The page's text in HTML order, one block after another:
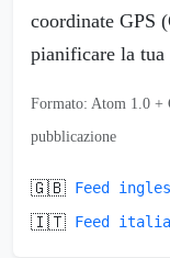
coordinate GPS
pianificare la tua
Formato: Atom 1.0 +
pubblicazione
🇬🇧 Feed
🇮🇹 Feed